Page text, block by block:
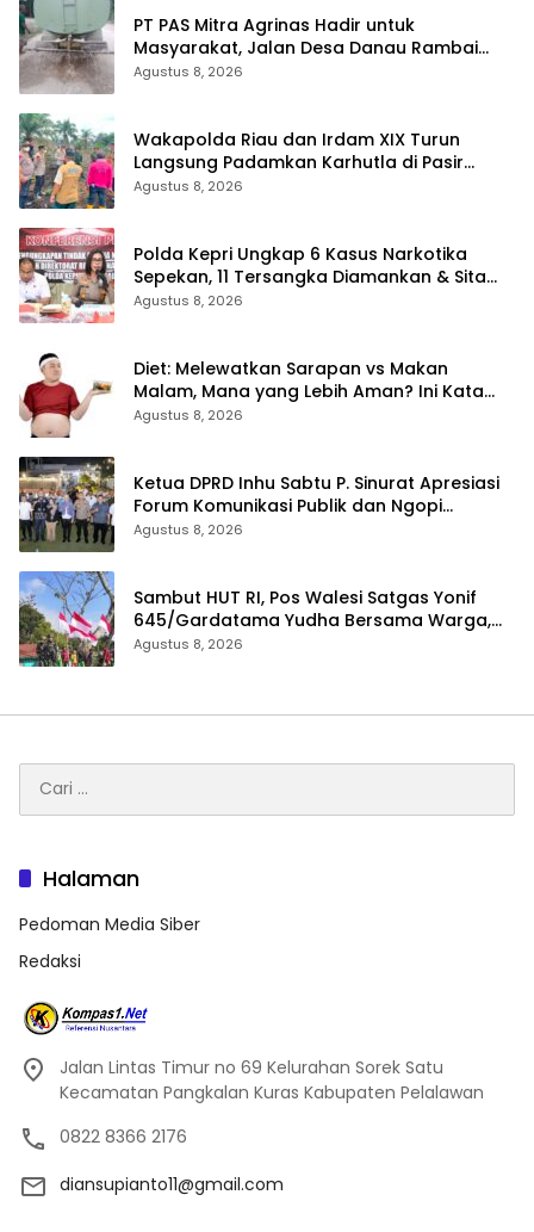
‎PT PAS Mitra Agrinas Hadir untuk
Masyarakat, Jalan Desa Danau Rambai
Dirawat dan Disiram
Agustus 8, 2026
Wakapolda Riau dan Irdam XIX Turun
Langsung Padamkan Karhutla di Pasir
Limau Kapas Rohil
Agustus 8, 2026
Polda Kepri Ungkap 6 Kasus Narkotika
Sepekan, 11 Tersangka Diamankan & Sita
402 Gram Sabu
Agustus 8, 2026
Diet: Melewatkan Sarapan vs Makan
Malam, Mana yang Lebih Aman? Ini Kata
Dokter
Agustus 8, 2026
Ketua DPRD Inhu Sabtu P. Sinurat Apresiasi
Forum Komunikasi Publik dan Ngopi
Bersama Kejari Inhu
Agustus 8, 2026
Sambut HUT RI, Pos Walesi Satgas Yonif
645/Gardatama Yudha Bersama Warga,
Kibarkan Merah Putih di Bukit Walesi
Agustus 8, 2026
untuk:
Halaman
Pedoman Media Siber
Redaksi
Jalan Lintas Timur no 69 Kelurahan Sorek Satu
Kecamatan Pangkalan Kuras Kabupaten Pelalawan
0822 8366 2176
diansupianto11@gmail.com